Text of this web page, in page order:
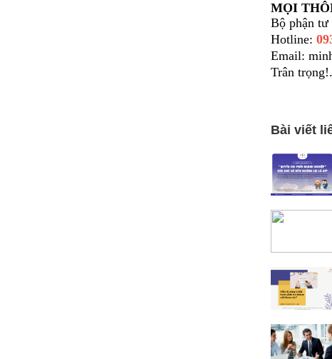
MỌI
Bộ phận tư
Hotline:
Email:
Trân trọng!.
Bài viết